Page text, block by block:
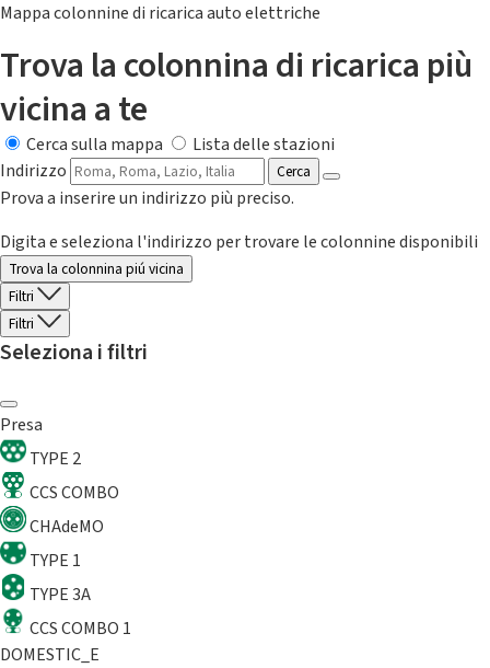
Mappa colonnine di ricarica auto elettriche
Trova la colonnina di ricarica più
vicina a te
Cerca sulla mappa
Lista delle stazioni
Indirizzo
Cerca
Prova a inserire un indirizzo più preciso.
Digita e seleziona l'indirizzo per trovare le colonnine disponibili
Trova la colonnina piú vicina
Filtri
Filtri
Seleziona i filtri
Presa
TYPE 2
CCS COMBO
CHAdeMO
TYPE 1
TYPE 3A
CCS COMBO 1
DOMESTIC_E